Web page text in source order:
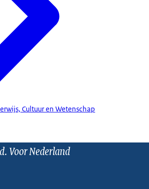
Cultuur en Wetenschap
Voor Nederland